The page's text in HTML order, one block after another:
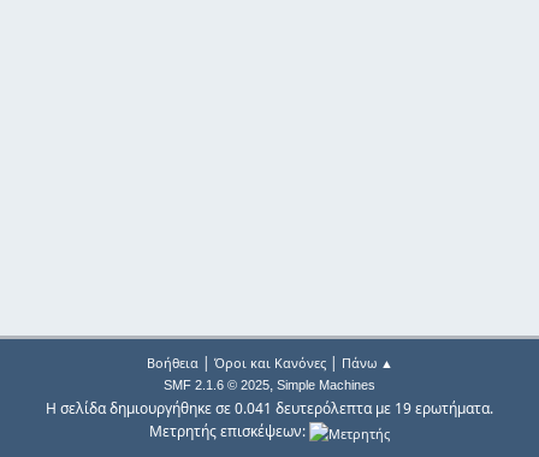
Βοήθεια| Όροι και Κανόνες| Πάνω ▲
SMF 2.1.6 © 2025, Simple Machines
Η σελίδα δημιουργήθηκε σε 0.041 δευτερόλεπτα με 19 ερωτήματα.
Μετρητής επισκέψεων: